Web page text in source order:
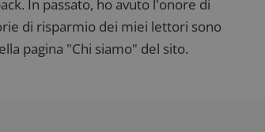
In passato, ho avuto l'onore di
di risparmio dei miei lettori sono
pagina "Chi siamo" del sito.
29 minuti
58
secondi
Questo nome di cookie è associato alla
open source Piwik. Viene utilizzato per aiutare
Web a monitorare il comportamento dei
prestazioni del sito. È un cookie di tipo pattern,
_pk_ses è seguito da una breve serie di numeri